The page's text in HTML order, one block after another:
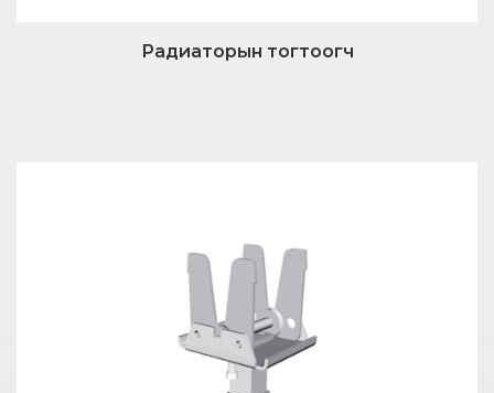
ДэлгэрэнгүйРадиаторын тогтоогч